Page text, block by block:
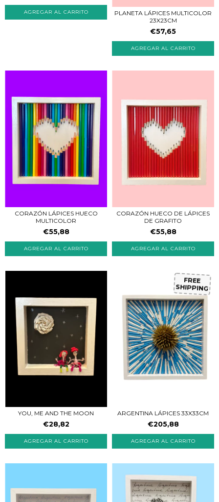
PLANETA LÁPICES MULTICOLOR
23X23CM
€57,65
CORAZÓN LÁPICES HUECO
MULTICOLOR
€55,88
CORAZÓN HUECO DE LÁPICES
DE GRAFITO
€55,88
YOU, ME AND THE MOON
€28,82
FREE
SHIPPING
ARGENTINA LÁPICES 33X33CM
€205,88